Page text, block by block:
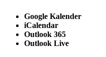
Google Kalender
iCalendar
Outlook 365
Outlook Live